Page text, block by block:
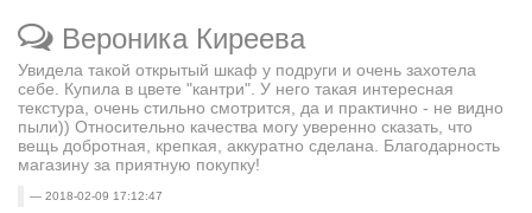
Вероника Киреева
Увидела такой открытый шкаф у подруги и очень захотела
себе. Купила в цвете "кантри". У него такая интересная
текстура, очень стильно смотрится, да и практично - не видно
пыли)) Относительно качества могу уверенно сказать, что
вещь добротная, крепкая, аккуратно сделана. Благодарность
магазину за приятную покупку!
2018-02-09 17:12:47